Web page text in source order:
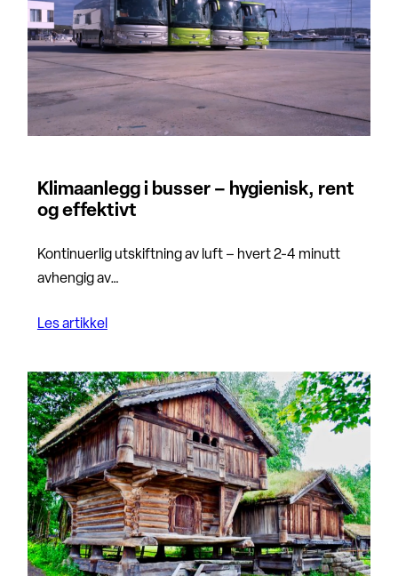
Klimaanlegg i busser – hygienisk, rent
og effektivt
Kontinuerlig utskiftning av luft – hvert 2-4 minutt
avhengig av…
Les artikkel